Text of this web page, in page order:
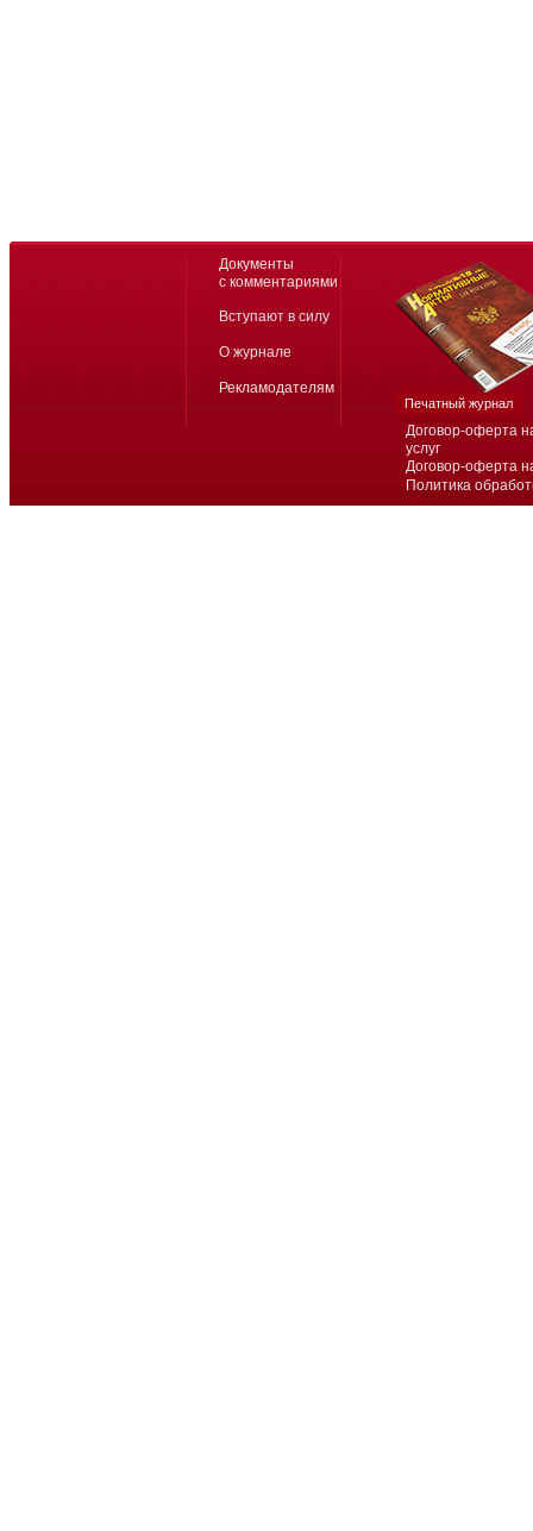
Договор-оферта
услуг
Договор-оферта
Политика
Документы
с комментариями
Вступают в силу
О журнале
Рекламодателям
Печатный журнал